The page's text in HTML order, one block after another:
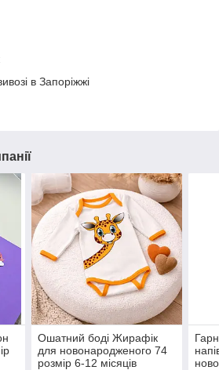
в Запоріжжі
Ошатний боді Жирафік
для новонародженого 74
розмір 6-12 місяців